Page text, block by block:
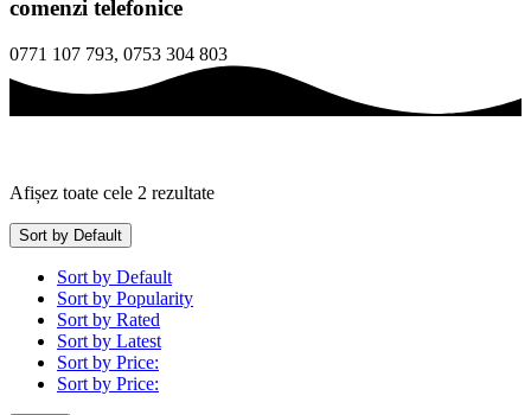
comenzi telefonice
0771 107 793, 0753 304 803
Afișez toate cele 2 rezultate
Sort by Default
Sort by Default
Sort by Popularity
Sort by Rated
Sort by Latest
Sort by Price:
Sort by Price: